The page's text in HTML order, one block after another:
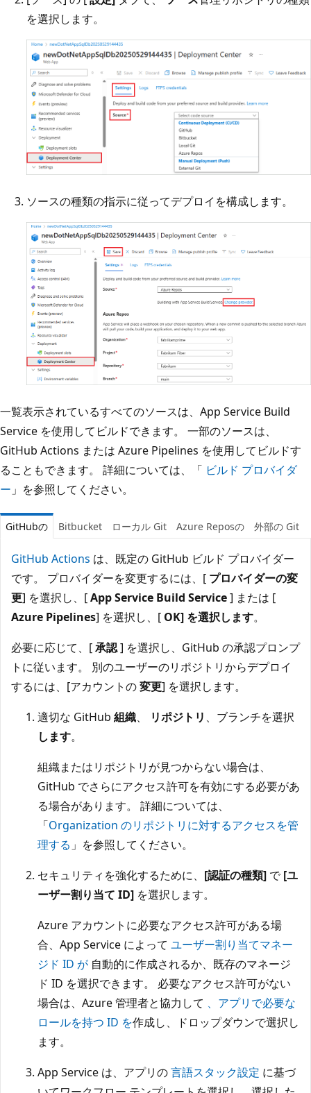
を選択します。
ソースの種類の指示に従ってデプロイを構成します。
一覧表示されているすべてのソースは、App Service Build
Service を使用してビルドできます。 一部のソースは、
GitHub Actions または Azure Pipelines を使用してビルドす
ることもできます。 詳細については、「 ビルド プロバイダ
ー 」を参照してください。
GitHubの Bitbucket ローカル Git Azure Reposの 外部の Git
GitHub Actions は、既定の GitHub ビルド プロバイダー
です。 プロバイダーを変更するには、[ プロバイダーの変
更] を選択し、[App Service Build Service] または [
Azure Pipelines] を選択し、[ OK] を選択します。
必要に応じて、[承認] を選択し、GitHub の承認プロンプ
トに従います。 別のユーザーのリポジトリからデプロイ
するには、[アカウントの変更] を選択します。
適切な GitHub 組織、 リポジトリ 、ブランチを選択
します。
組織またはリポジトリが見つからない場合は、
GitHub でさらにアクセス許可を有効にする必要があ
る場合があります。 詳細については、
「Organization のリポジトリに対するアクセスを管
理する 」を参照してください。
セキュリティを強化するために、 [認証の種類] で[ユ
ーザー割り当て ID] を選択します。
Azure アカウントに必要なアクセス許可がある場
合、App Service によって ユーザー割り当てマネー
ジド ID が 自動的に作成されるか、既存のマネージ
ド ID を選択できます。 必要なアクセス許可がない
場合は、Azure 管理者と協力して 、アプリで必要な
ロールを持つ ID を作成し、ドロップダウンで選択し
ます。
App Service は、アプリの言語スタック設定 に基づ